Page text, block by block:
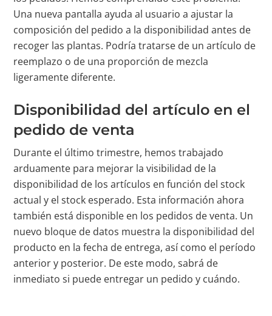
Una nueva pantalla ayuda al usuario a ajustar la
composición del pedido a la disponibilidad antes de
recoger las plantas. Podría tratarse de un artículo de
reemplazo o de una proporción de mezcla
ligeramente diferente.
Disponibilidad del artículo en el
pedido de venta
Durante el último trimestre, hemos trabajado
arduamente para mejorar la visibilidad de la
disponibilidad de los artículos en función del stock
actual y el stock esperado. Esta información ahora
también está disponible en los pedidos de venta. Un
nuevo bloque de datos muestra la disponibilidad del
producto en la fecha de entrega, así como el período
anterior y posterior. De este modo, sabrá de
inmediato si puede entregar un pedido y cuándo.